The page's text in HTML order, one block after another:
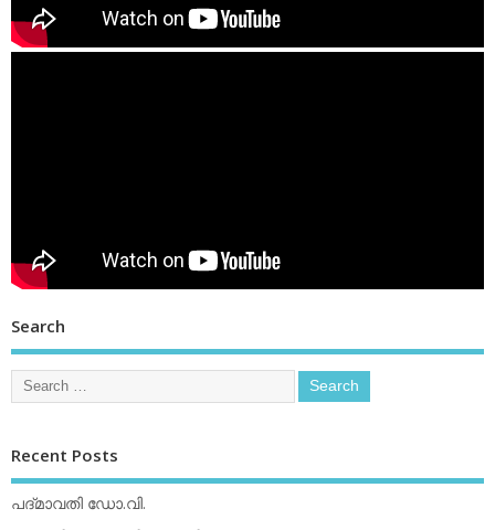
Search
Recent Posts
പദ്മാവതി ഡോ.വി.